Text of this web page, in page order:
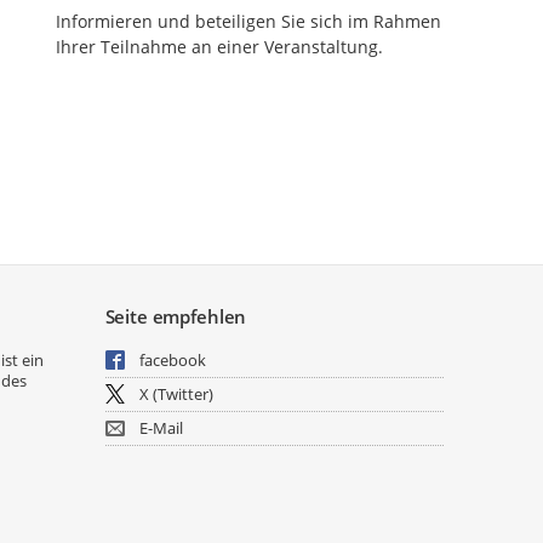
Informieren und beteiligen Sie sich im Rahmen
Ihrer Teilnahme an einer Veranstaltung.
ein
Seite empfehlen
facebook
X (Twitter)
E-Mail